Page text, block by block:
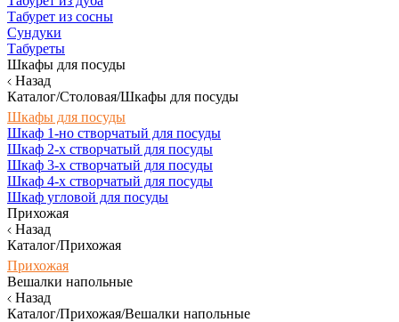
Табурет из сосны
Сундуки
Табуреты
Шкафы для посуды
Назад
Каталог/Столовая/Шкафы для посуды
Шкафы для посуды
Шкаф 1-но створчатый для посуды
Шкаф 2-х створчатый для посуды
Шкаф 3-х створчатый для посуды
Шкаф 4-х створчатый для посуды
Шкаф угловой для посуды
Прихожая
Назад
Каталог/Прихожая
Прихожая
Вешалки напольные
Назад
Каталог/Прихожая/Вешалки напольные